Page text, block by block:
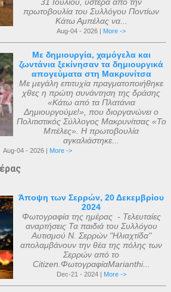
πρωτοβουλία του Συλλόγου Ποντίων
Κάτω Αμπέλας να...
Aug-04 - 2026 | More ->
Με δημιουργία, χαμόγελα και
ζωντάνια ξεκίνησαν τα δημιουργικά
απογεύματα στη Μακρυνίτσα
Με μεγάλη επιτυχία πραγματοποιήθηκε
χθες η πρώτη συνάντηση της δράσης
«Κάτω από τα Πλατάνια
Δημιουργούμε!», που διοργανώνει ο
Πολιτιστικός Σύλλογος Μακρυνίτσας «Το
Μπέλες». Η πρωτοβουλία
αγκαλιάστηκε...
Aug-04 - 2026 | More ->
Άποψη των Σερρών, 20 Δεκεμβρίου
2024
Φωτογραφία της ημέρας - Τελευταίες
αναρτήσεις Τα παιδιά του Συλλόγου
Αυτισμού Ν. Σερρών "Ηλιαχτίδα"
απολαμβάνουν την θέα της πόλης των
Σερρών από το
Citizen.ΦωτογραφίαMarianthi...
Dec-21 - 2024 | More ->